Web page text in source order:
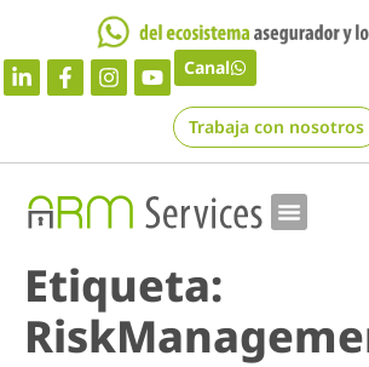
Canal
Trabaja con nosotros
Etiqueta: